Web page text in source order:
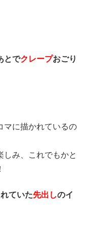
でクレープおごり
マに描かれているの
しみ、これでもかと
ていた先出しのイ